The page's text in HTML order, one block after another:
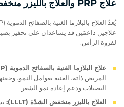
علاج PRP والعلاج بالليزر منخفض الشدّة
علاجين داعمَين قد يساعدان على تحفيز
لفروة الرأس.
علاج البلازما الغنية بالصفائح الدموية (PRP):
المريض ذاته، الغنية بعوامل النمو،
البصيلات ودعم إعادة نمو الشعر.
العلاج بالليزر منخفض الشدّة (LLLT):